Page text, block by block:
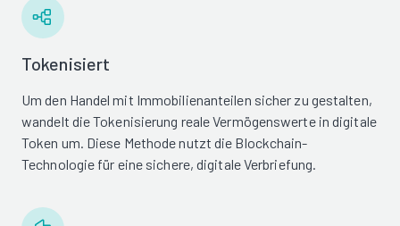
Tokenisiert
Um den Handel mit Immobilienanteilen sicher zu gestalten,
wandelt die Tokenisierung reale Vermögenswerte in digitale
Token um. Diese Methode nutzt die Blockchain-
Technologie für eine sichere, digitale Verbriefung.